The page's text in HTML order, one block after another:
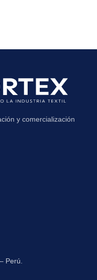
y comercialización
Perú.
Privacidad